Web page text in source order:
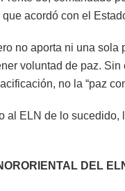
acordó con el
no aporta ni una
voluntad de paz. Sin
no la “paz
ELN de lo sucedido,
DEL